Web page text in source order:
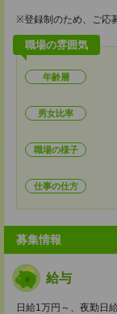
※登録制のため、ご応
職場の雰囲気
年齢層
男女比率
職場の様子
仕事の仕方
募集情報
給与
日給1万円～、夜勤